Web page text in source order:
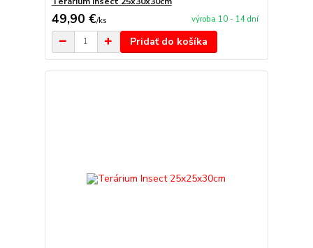
49,90 €/ks výroba 10 - 14 dní
Pridať do košíka